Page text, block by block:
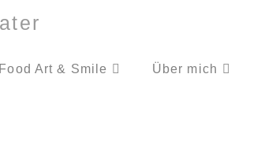
Food Art & Smile Über mich